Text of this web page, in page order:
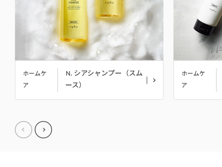
ホームケ
ア
N. シアシャンプー（スム
ース）
ホームケ
ア